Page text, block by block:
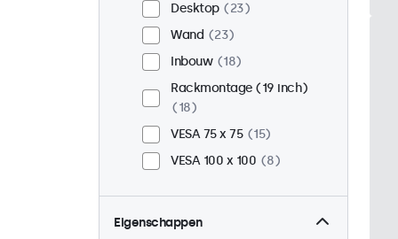
Desktop
23
Wand
23
Inbouw
18
Rackmontage (19 inch)
18
VESA 75 x 75
15
VESA 100 x 100
8
Eigenschappen